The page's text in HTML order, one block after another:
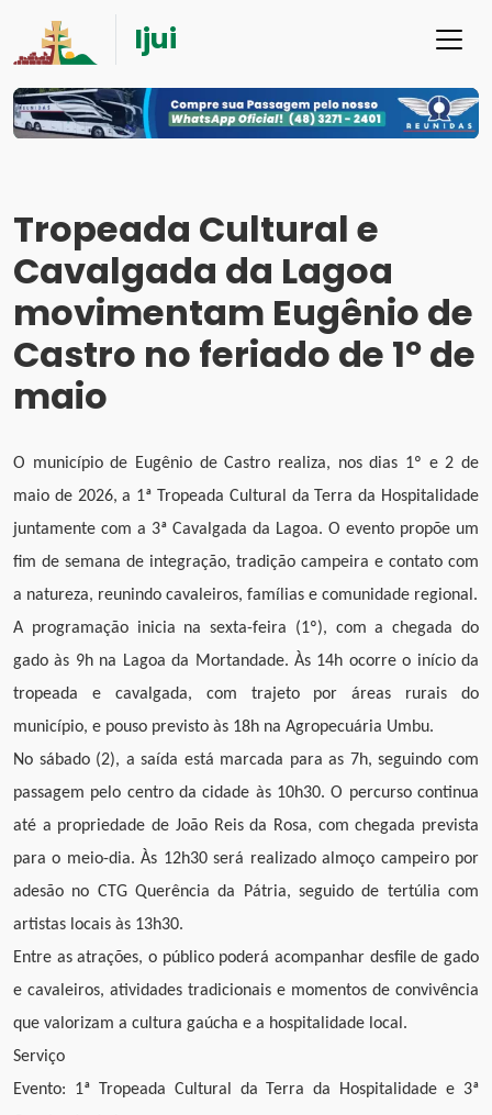
Ijui
Tropeada Cultural e
Cavalgada da Lagoa
movimentam Eugênio de
Castro no feriado de 1º de
maio
O município de Eugênio de Castro realiza, nos dias 1º e 2 de
maio de 2026, a 1ª Tropeada Cultural da Terra da Hospitalidade
juntamente com a 3ª Cavalgada da Lagoa. O evento propõe um
fim de semana de integração, tradição campeira e contato com
a natureza, reunindo cavaleiros, famílias e comunidade regional.
A programação inicia na sexta-feira (1º), com a chegada do
gado às 9h na Lagoa da Mortandade. Às 14h ocorre o início da
tropeada e cavalgada, com trajeto por áreas rurais do
município, e pouso previsto às 18h na Agropecuária Umbu.
No sábado (2), a saída está marcada para as 7h, seguindo com
passagem pelo centro da cidade às 10h30. O percurso continua
até a propriedade de João Reis da Rosa, com chegada prevista
para o meio-dia. Às 12h30 será realizado almoço campeiro por
adesão no CTG Querência da Pátria, seguido de tertúlia com
artistas locais às 13h30.
Entre as atrações, o público poderá acompanhar desfile de gado
e cavaleiros, atividades tradicionais e momentos de convivência
que valorizam a cultura gaúcha e a hospitalidade local.
Serviço
Evento: 1ª Tropeada Cultural da Terra da Hospitalidade e 3ª